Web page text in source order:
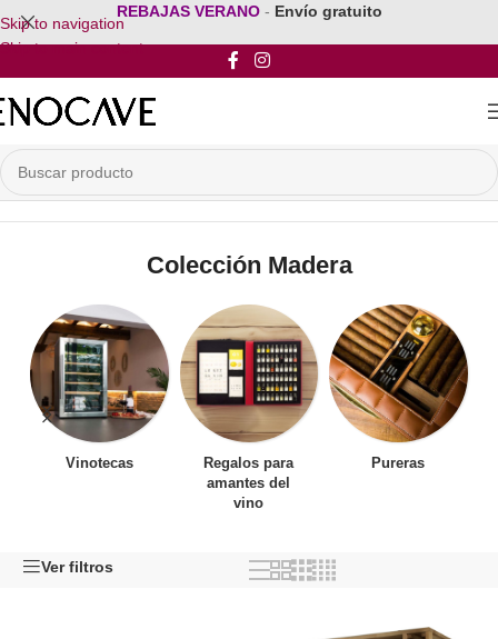
Skip to navigation
Skip to main content
REBAJAS VERANO - Envío gratuito
Inicio/Mobiliario para vinos/Muebles para Vinos/Colección Madera
Colección Madera
Vinotecas
Regalos para
amantes del
vino
Pureras
Ver filtros